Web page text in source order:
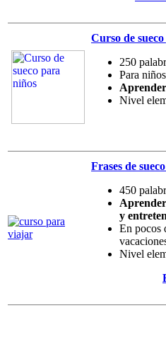
Curso de
250
Para
Nivel
Frases de
450
y
En pocos
Nivel